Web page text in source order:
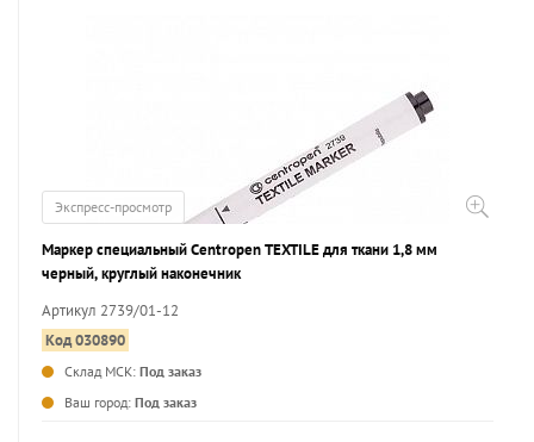
Экспресс-просмотр
Маркер специальный Centropen TEXTILE для ткани 1,8 мм
черный, круглый наконечник
Артикул 2739/01-12
Код 030890
Склад МСК: Под заказ
Ваш город: Под заказ